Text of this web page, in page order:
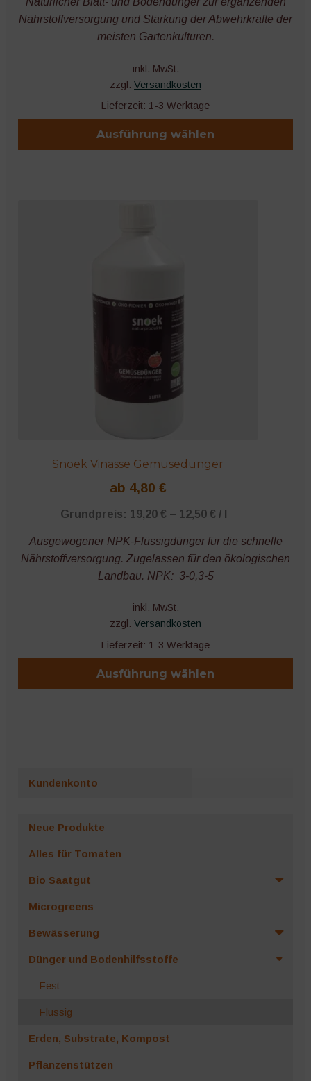
Nährstoffversorgung und Stärkung der Abwehrkräfte der
meisten Gartenkulturen.
inkl. MwSt.
zzgl. Versandkosten
Lieferzeit: 1-3 Werktage
Ausführung wählen
Snoek Vinasse Gemüsedünger
ab 4,80 €
Grundpreis: 19,20 € – 12,50 € /
Ausgewogener NPK-Flüssigdünger für die schnelle
Nährstoffversorgung. Zugelassen für den ökologischen
Landbau. NPK: 3-0,3-5
inkl. MwSt.
zzgl. Versandkosten
Lieferzeit: 1-3 Werktage
Ausführung wählen
auf.
auf
Produktseite
gewählt
Kundenkonto
Neue Produkte
Alles für Tomaten
Bio Saatgut
Microgreens
Bewässerung
Dünger und Bodenhilfsstoffe
Fest
Flüssig
Erden, Substrate, Kompost
Pflanzenstützen